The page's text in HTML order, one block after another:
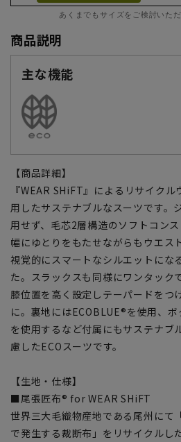
あくまでもサイズをご検討いた
商品説明
主な機能
【商品詳細】
『WEAR SHiFT』によるリサイク
用したサステナブルなスーツです。
用せず、毛芯2層構造のソフトコン
幅にゆとりをもたせながらもウエス
視覚的にスマートなシルエットにな
た。スラックスも同様にワンタック
膝位置を高く設定しテーパードをつ
に。裏地にはECOBLUE®を使用、
を使用するなど付属にもサステナブ
慮したECOスーツです。
【生地・仕様】
■尾張匠布® for WEAR SHiFT
世界三大毛織物産地である尾州にて
で発生する裁断布」をリサイクルし